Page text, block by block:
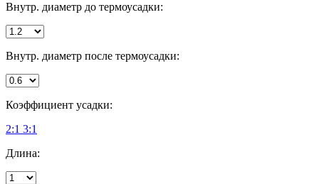
Внутр. диаметр до термоусадки:
Внутр. диаметр после термоусадки:
Коэффициент усадки:
2:1 3:1
Длина: